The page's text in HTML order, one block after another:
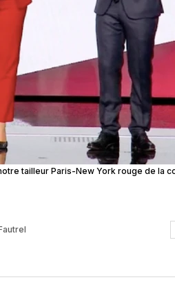
tailleur Paris-New York rouge de la